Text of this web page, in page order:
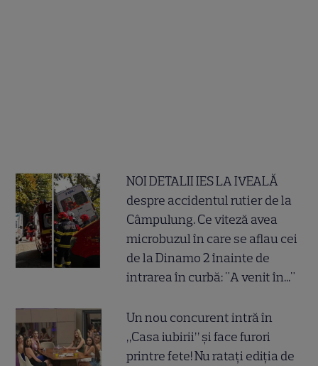
NOI DETALII IES LA IVEALĂ
despre accidentul rutier de la
Câmpulung. Ce viteză avea
microbuzul în care se aflau cei
de la Dinamo 2 înainte de
intrarea în curbă: "A venit în..."
Un nou concurent intră în
„Casa iubirii” și face furori
printre fete! Nu ratați ediția de